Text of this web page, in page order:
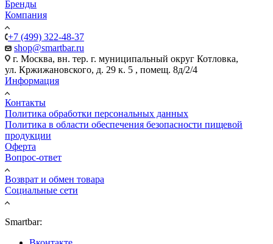
Бренды
Компания
+7 (499) 322-48-37
shop@smartbar.ru
г. Москва, вн. тер. г. муниципальный округ Котловка,
ул. Кржижановского, д. 29 к. 5 , помещ. 8д/2/4
Информация
Контакты
Политика обработки персональных данных
Политика в области обеспечения безопасности пищевой
продукции
Оферта
Вопрос-ответ
Возврат и обмен товара
Социальные сети
Smartbar: